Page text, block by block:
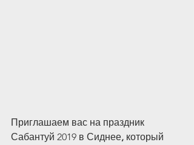
Приглашаем вас на праздник
Сабантуй 2019 в Сиднее, который